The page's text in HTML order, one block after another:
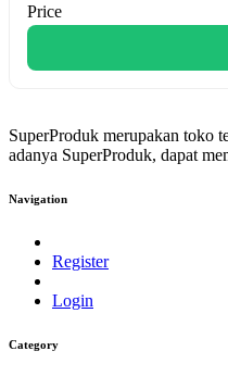
Price
SuperProduk merupakan toko
adanya SuperProduk, dapat
Navigation
Register
Login
Category